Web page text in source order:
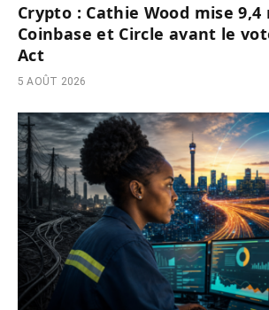
Crypto : Cathie Wood mise
Coinbase et Circle avant le
Act
5 AOÛT 2026